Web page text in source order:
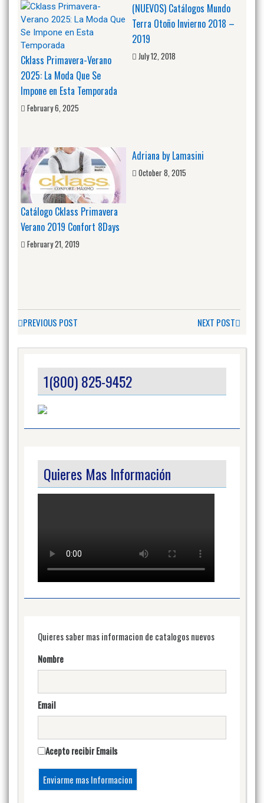
Cklass Primavera-Verano
2025: La Moda Que Se
Impone en Esta Temporada
February 6, 2025
(NUEVOS) Catálogos Mundo
Terra Otoño Invierno 2018 –
2019
July 12, 2018
Catálogo Cklass Primavera
Verano 2019 Confort 8Days
February 21, 2019
Adriana by Lamasini
October 8, 2015
PREVIOUS POST NEXT POST
1(800) 825-9452
Quieres Mas Información
Quieres saber mas informacion de catalogos nuevos
Nombre
Email
Acepto recibir Emails